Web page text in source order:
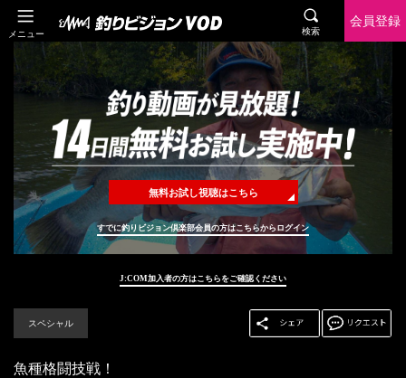
メニュー 検索
会員登録
無料お試し視聴はこちら
すでに釣りビジョン倶楽部会員の方はこちらからログイン
J:COM加入者の方はこちらをご確認ください
スペシャル
魚種格闘技戦！